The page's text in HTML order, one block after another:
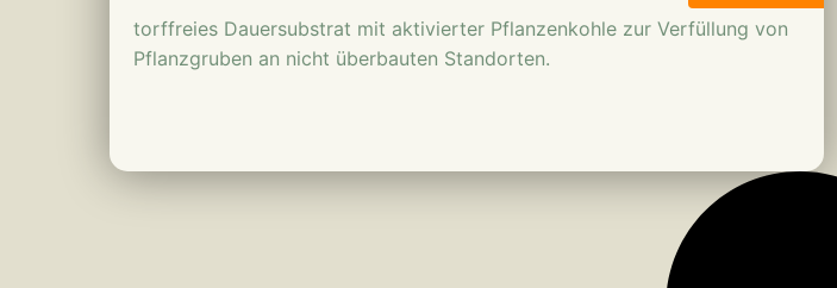
torffreies Dauersubstrat mit aktivierter Pflanzenkohle zur Verfüllung von
Pflanzgruben an nicht überbauten Standorten.